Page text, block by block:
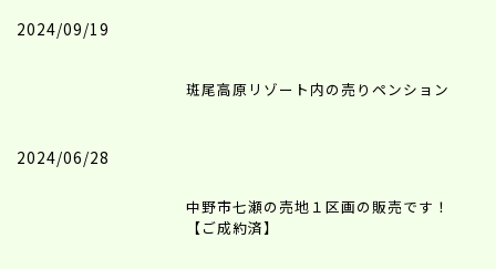
2024/09/19
斑尾高原リゾート内の売りペンション
2024/06/28
中野市七瀬の売地１区画の販売です！
【ご成約済】